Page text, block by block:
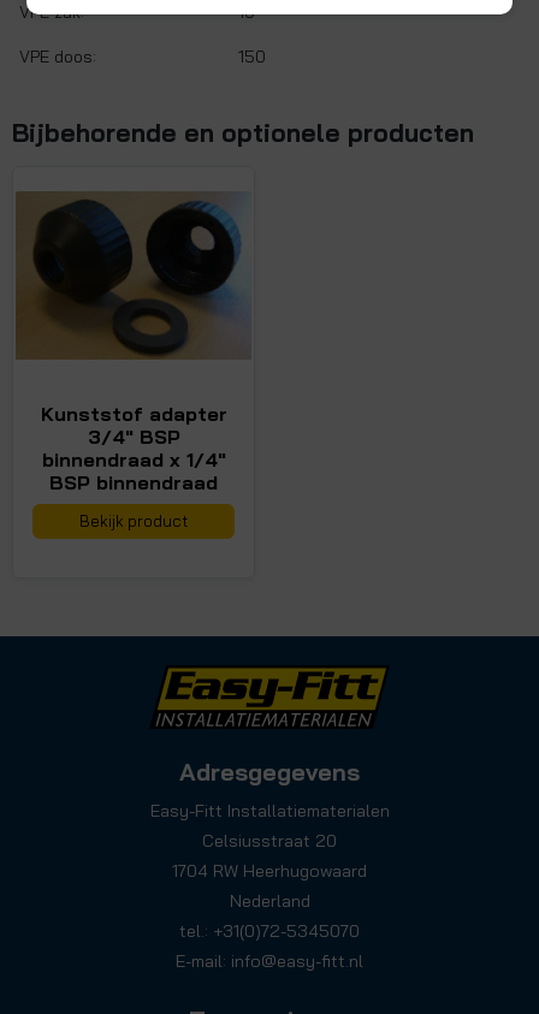
VPE zak: 10
VPE doos: 150
Bijbehorende en optionele producten
Kunststof adapter
3/4" BSP
binnendraad x 1/4"
BSP binnendraad
Bekijk product
Adresgegevens
Easy-Fitt Installatiematerialen
Celsiusstraat 20
1704 RW Heerhugowaard
Nederland
tel.: +31(0)72-5345070
E-mail: info@easy-fitt.nl